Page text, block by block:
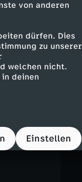
von anderen
dürfen. Dies
zu unserer
welchen nicht.
deinen
Einstellen